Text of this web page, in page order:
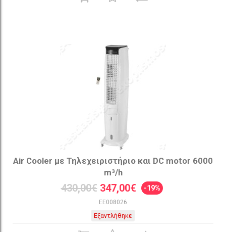
Air Cooler με Τηλεχειριστήριο και DC motor 6000
m³/h
430,00€ 347,00€ -19%
EE008026
Εξαντλήθηκε